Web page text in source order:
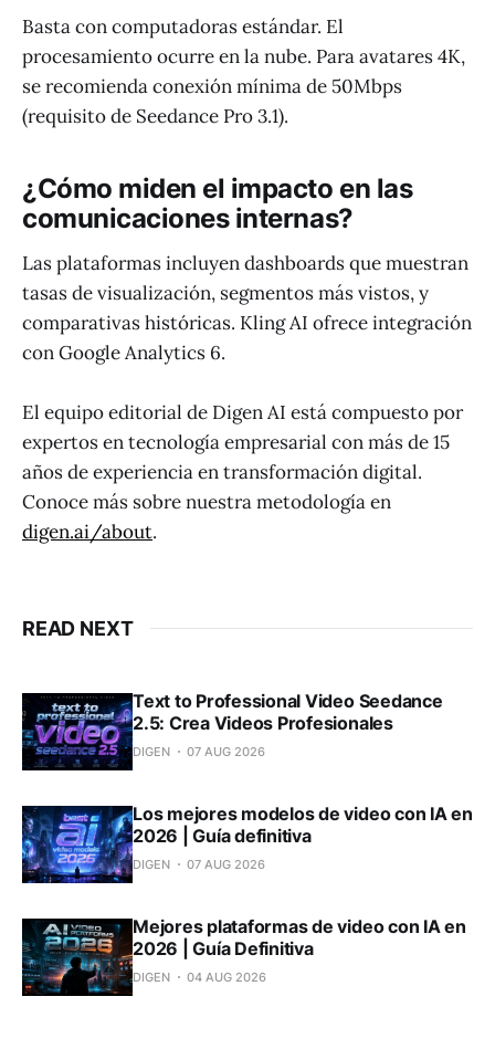
Basta con computadoras estándar. El
procesamiento ocurre en la nube. Para avatares 4K,
se recomienda conexión mínima de 50Mbps
(requisito de Seedance Pro 3.1).
¿Cómo miden el impacto en las
comunicaciones internas?
Las plataformas incluyen dashboards que muestran
tasas de visualización, segmentos más vistos, y
comparativas históricas. Kling AI ofrece integración
con Google Analytics 6.
El equipo editorial de Digen AI está compuesto por
expertos en tecnología empresarial con más de 15
años de experiencia en transformación digital.
Conoce más sobre nuestra metodología en
digen.ai/about.
READ NEXT
Text to Professional Video Seedance
2.5: Crea Videos Profesionales
DIGEN 07 AUG 2026
Los mejores modelos de video con IA en
2026 | Guía definitiva
DIGEN 07 AUG 2026
Mejores plataformas de video con IA en
2026 | Guía Definitiva
DIGEN 04 AUG 2026